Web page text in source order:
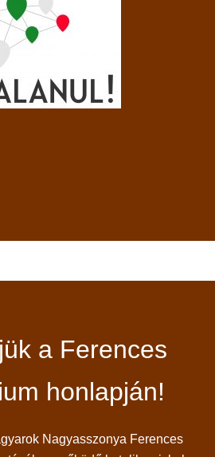
a Ferences
honlapján!
Nagyasszonya Ferences